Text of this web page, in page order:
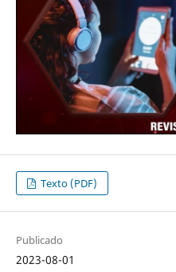
Texto (PDF)
Publicado
2023-08-01